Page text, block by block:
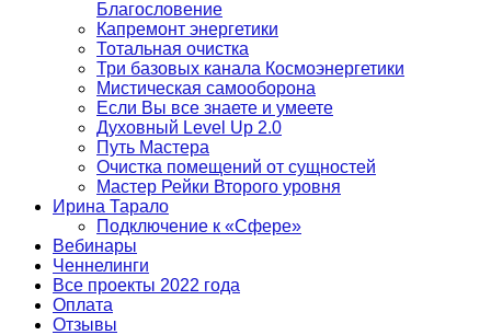
Благословение
Капремонт энергетики
Тотальная очистка
Три базовых канала Космоэнергетики
Мистическая самооборона
Если Вы все знаете и умеете
Духовный Level Up 2.0
Путь Мастера
Очистка помещений от сущностей
Мастер Рейки Второго уровня
Ирина Тарало
Подключение к «Сфере»
Вебинары
Ченнелинги
Все проекты 2022 года
Оплата
Отзывы